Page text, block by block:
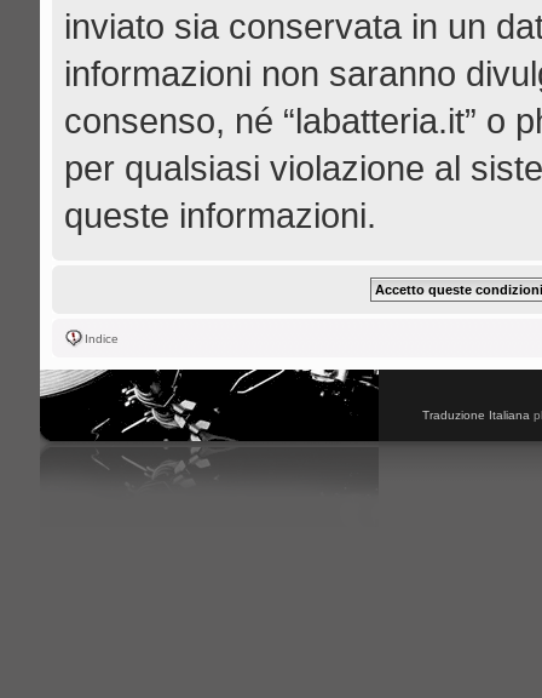
inviato sia conservata in un
informazioni non saranno
consenso, né “labatteria.it” o
per qualsiasi violazione al
queste informazioni.
Indice
Traduzione Italiana